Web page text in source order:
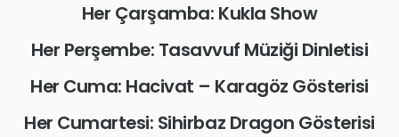
Her Çarşamba: Kukla Show
Her Perşembe: Tasavvuf Müziği Dinletisi
Her Cuma: Hacivat – Karagöz Gösterisi
Her Cumartesi: Sihirbaz Dragon Gösterisi